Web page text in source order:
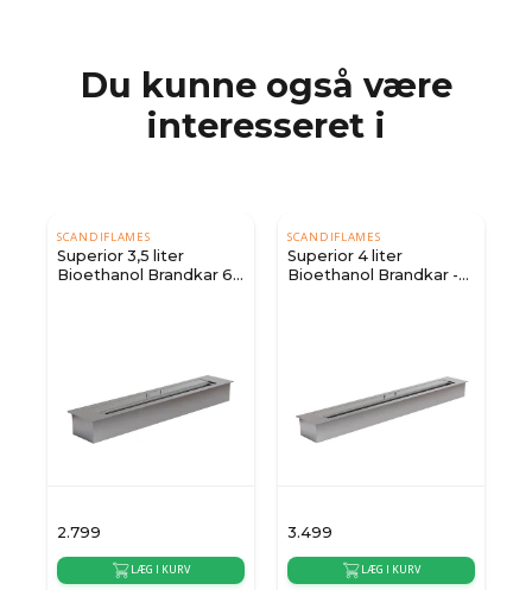
Du kunne også være
interesseret i
SCANDIFLAMES
Superior 3,5 liter
Bioethanol Brandkar 60
2.799
LÆG I KURV
SCANDIFLAMES
Superior 4 liter
Bioethanol Brandkar -
3.499
LÆG I KURV